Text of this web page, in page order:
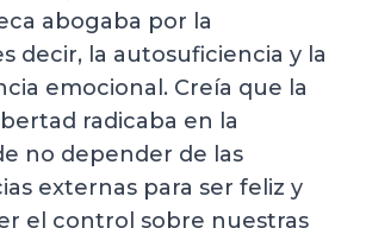
abogaba por la
decir, la autosuficiencia y la
emocional. Creía que la
radicaba en la
no depender de las
externas para ser feliz y
el control sobre nuestras